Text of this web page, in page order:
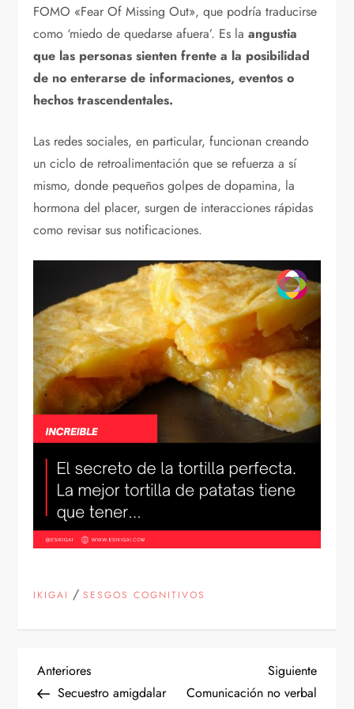
FOMO «Fear Of Missing Out», que podría traducirse
como ‘miedo de quedarse afuera’. Es la angustia
que las personas sienten frente a la posibilidad
de no enterarse de informaciones, eventos o
hechos trascendentales.
Las redes sociales, en particular, funcionan creando
un ciclo de retroalimentación que se refuerza a sí
mismo, donde pequeños golpes de dopamina, la
hormona del placer, surgen de interacciones rápidas
como revisar sus notificaciones.
IKIGAI /SESGOS COGNITIVOS
N
Entrada
anterior
Anteriores
Secuestro amigdalar
Siguiente
Comunicación no verbal